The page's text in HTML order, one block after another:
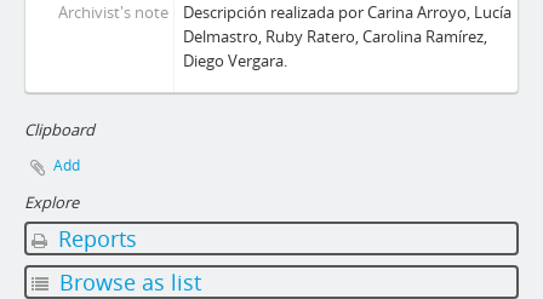
Archivist's note
Descripción realizada por Carina Arroyo, Lucía
Delmastro, Ruby Ratero, Carolina Ramírez,
Diego Vergara.
Clipboard
Add
Explore
Reports
Browse as list